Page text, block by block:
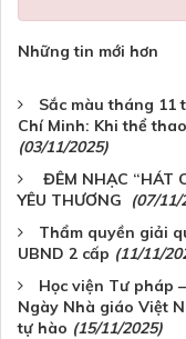
Những tin mới hơn
Sắc màu tháng 11
Chí Minh: Khi thể
(03/11/2025)
ĐÊM NHẠC “HÁT
YÊU THƯƠNG
(07/11/
Thẩm quyền giải
UBND 2 cấp (11/11/
Học viện Tư pháp
Ngày Nhà giáo Việt
tự hào (15/11/2025)